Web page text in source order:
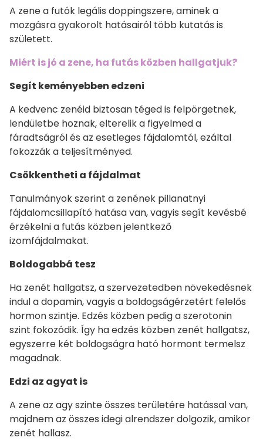
A zene a futók legális doppingszere, aminek a
mozgásra gyakorolt hatásairól több kutatás is
született.
Miért is jó a zene, ha futás közben hallgatjuk?
Segít keményebben edzeni
A kedvenc zenéid biztosan téged is felpörgetnek,
lendületbe hoznak, elterelik a figyelmed a
fáradtságról és az esetleges fájdalomtól, ezáltal
fokozzák a teljesítményed.
Csökkentheti a fájdalmat
Tanulmányok szerint a zenének pillanatnyi
fájdalomcsillapító hatása van, vagyis segít kevésbé
érzékelni a futás közben jelentkező
izomfájdalmakat.
Boldogabbá tesz
Ha zenét hallgatsz, a szervezetedben növekedésnek
indul a dopamin, vagyis a boldogságérzetért felelős
hormon szintje. Edzés közben pedig a szerotonin
szint fokozódik. Így ha edzés közben zenét hallgatsz,
egyszerre két boldogságra ható hormont termelsz
magadnak.
Edzi az agyat is
A zene az agy szinte összes területére hatással van,
majdnem az összes idegi alrendszer dolgozik, amikor
zenét hallasz.